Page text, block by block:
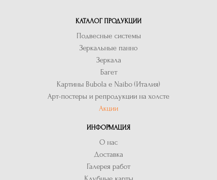
КАТАЛОГ ПРОДУКЦИИ
Подвесные системы
Зеркальные панно
Зеркала
Багет
Картины Bubola e Naibo (Италия)
Арт-постеры и репродукции на холсте
Акции
ИНФОРМАЦИЯ
О нас
Доставка
Галерея работ